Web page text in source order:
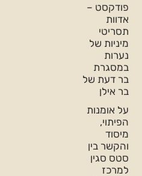
פודקסט –
אדוות
תסריטי
מיניות של
נערות
במסגרת
בר דעת של
בר אילן
על אומנות
הפיתוי,
מיסוד
והקשר בין
סטס סגין
למרכז